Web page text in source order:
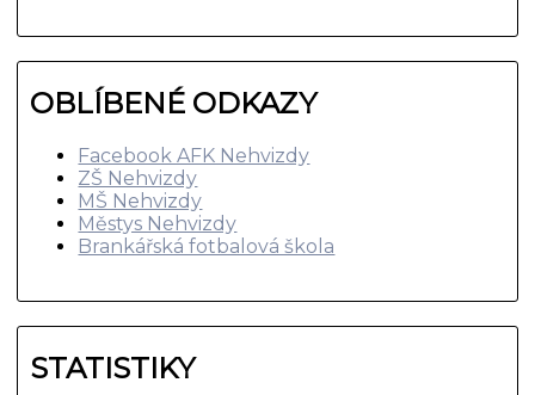
OBLÍBENÉ ODKAZY
Facebook AFK Nehvizdy
ZŠ Nehvizdy
MŠ Nehvizdy
Městys Nehvizdy
Brankářská fotbalová škola
STATISTIKY